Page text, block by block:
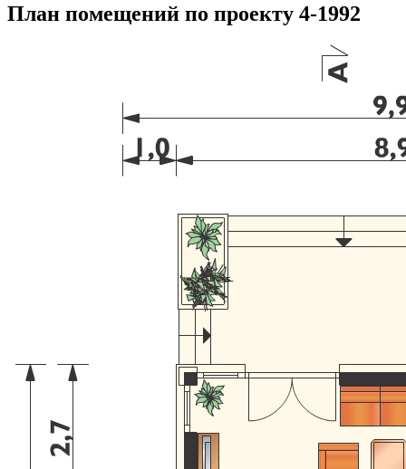
План помещений по проекту 4-1992